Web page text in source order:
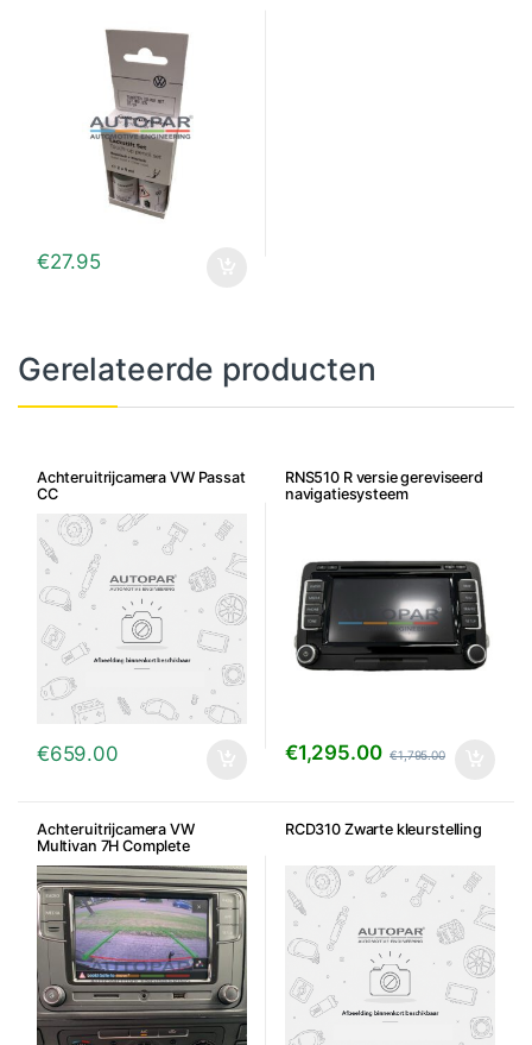
€27.95
Gerelateerde producten
Achteruitrijcamera VW Passat
CC
€659.00
RNS510 R versie gereviseerd
navigatiesysteem
€1,295.00 €1,795.00
Achteruitrijcamera VW
Multivan 7H Complete
inbouwset
RCD310 Zwarte kleurstelling